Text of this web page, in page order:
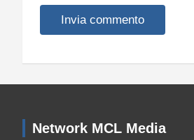
Network MCL Media